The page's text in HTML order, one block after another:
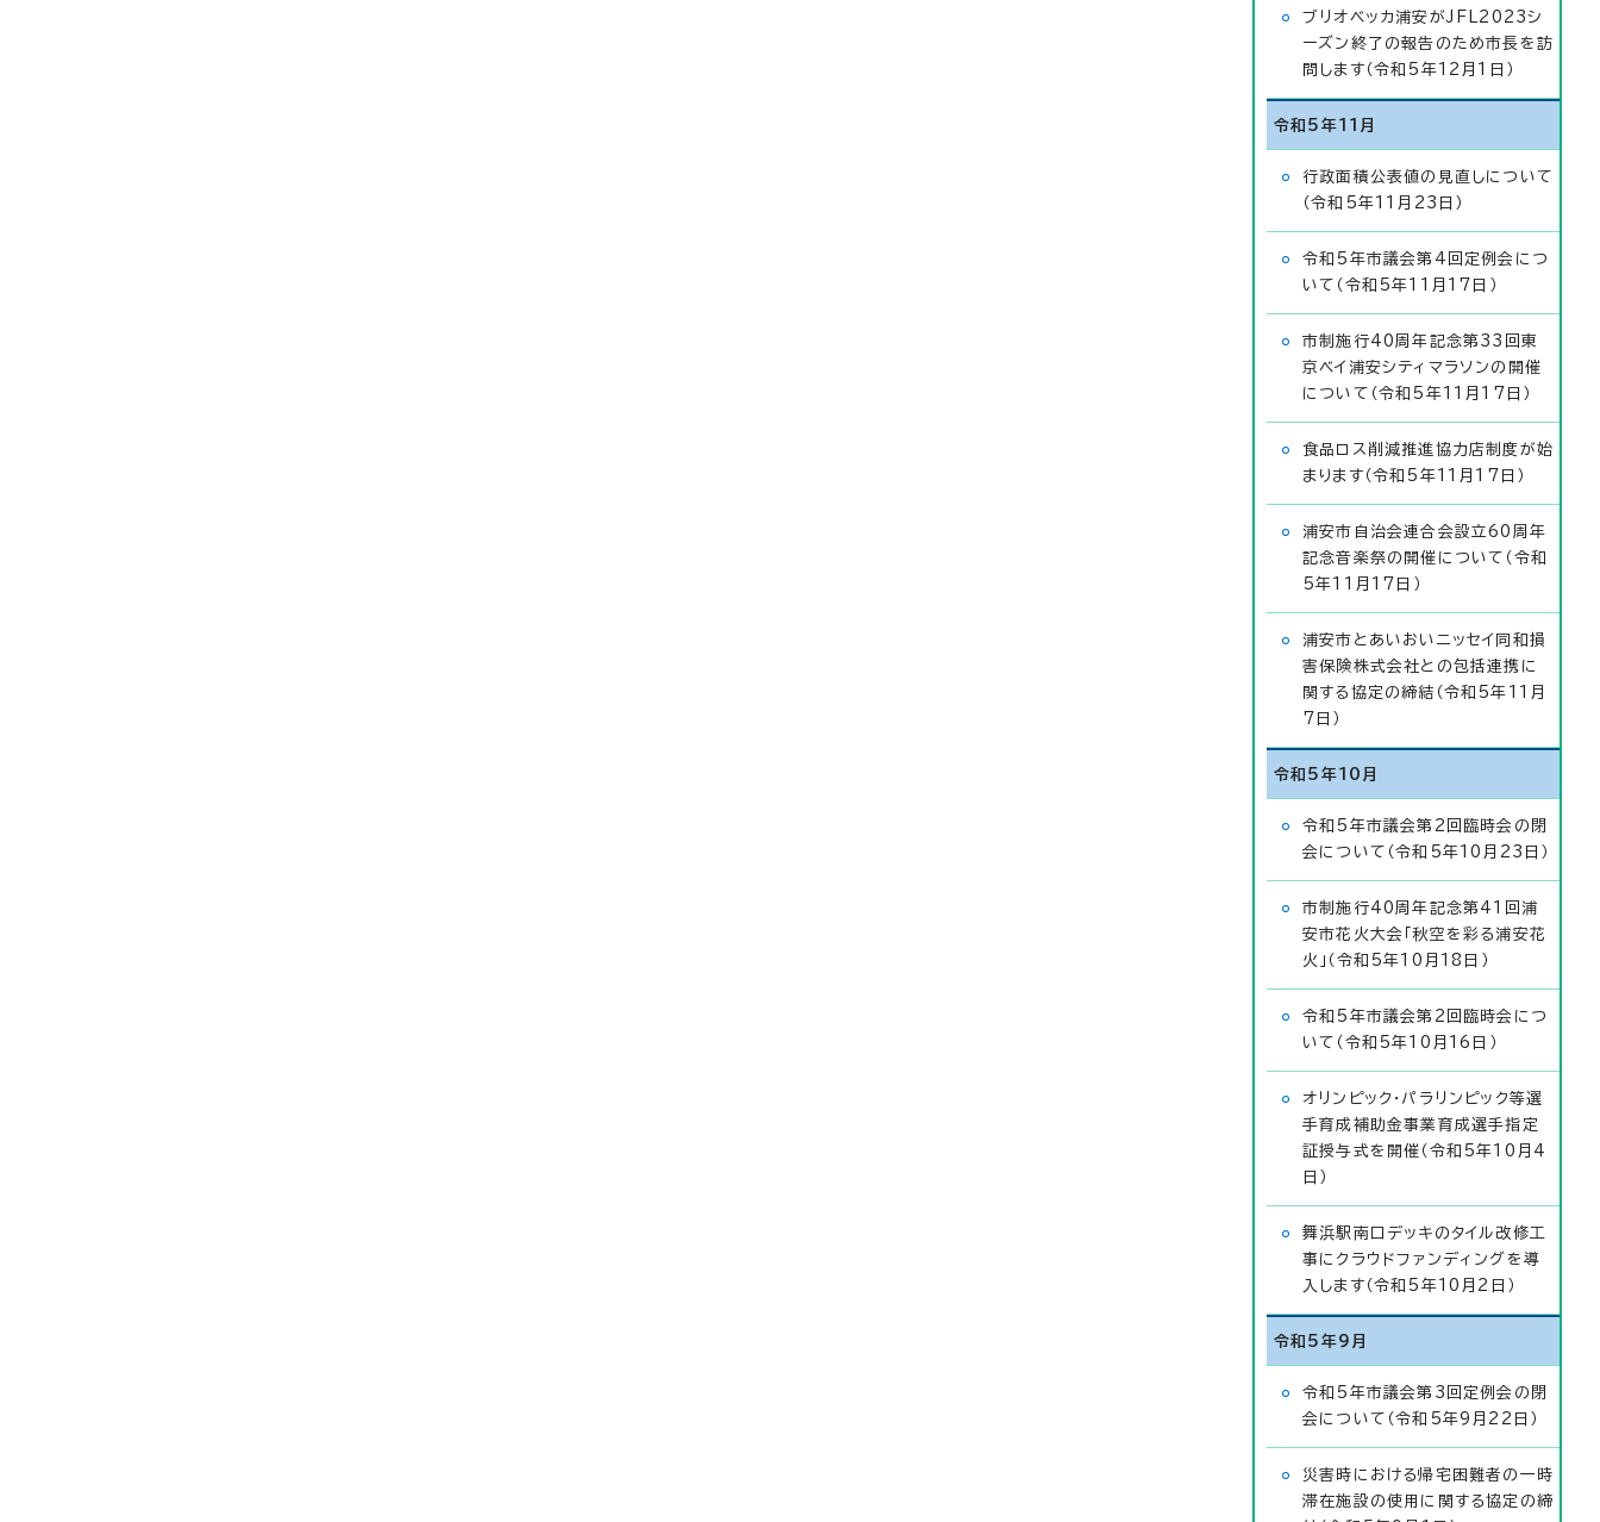
ブリオベッカ浦安がJFL2023シ
ーズン終了の報告のため市長を訪
問します（令和5年12月1日）
令和5年11月
行政面積公表値の見直しについて
（令和5年11月23日）
令和5年市議会第4回定例会につ
いて（令和5年11月17日）
市制施行40周年記念第33回東
京ベイ浦安シティマラソンの開催
について（令和5年11月17日）
食品ロス削減推進協力店制度が始
まります（令和5年11月17日）
浦安市自治会連合会設立60周年
記念音楽祭の開催について（令和
5年11月17日）
浦安市とあいおいニッセイ同和損
害保険株式会社との包括連携に
関する協定の締結（令和5年11月
7日）
令和5年10月
令和5年市議会第2回臨時会の閉
会について（令和5年10月23日）
市制施行40周年記念第41回浦
安市花火大会「秋空を彩る浦安花
火」（令和5年10月18日）
令和5年市議会第2回臨時会につ
いて（令和5年10月16日）
オリンピック・パラリンピック等選
手育成補助金事業育成選手指定
証授与式を開催（令和5年10月4
日）
舞浜駅南口デッキのタイル改修工
事にクラウドファンディングを導
入します（令和5年10月2日）
令和5年9月
令和5年市議会第3回定例会の閉
会について（令和5年9月22日）
災害時における帰宅困難者の一時
滞在施設の使用に関する協定の締